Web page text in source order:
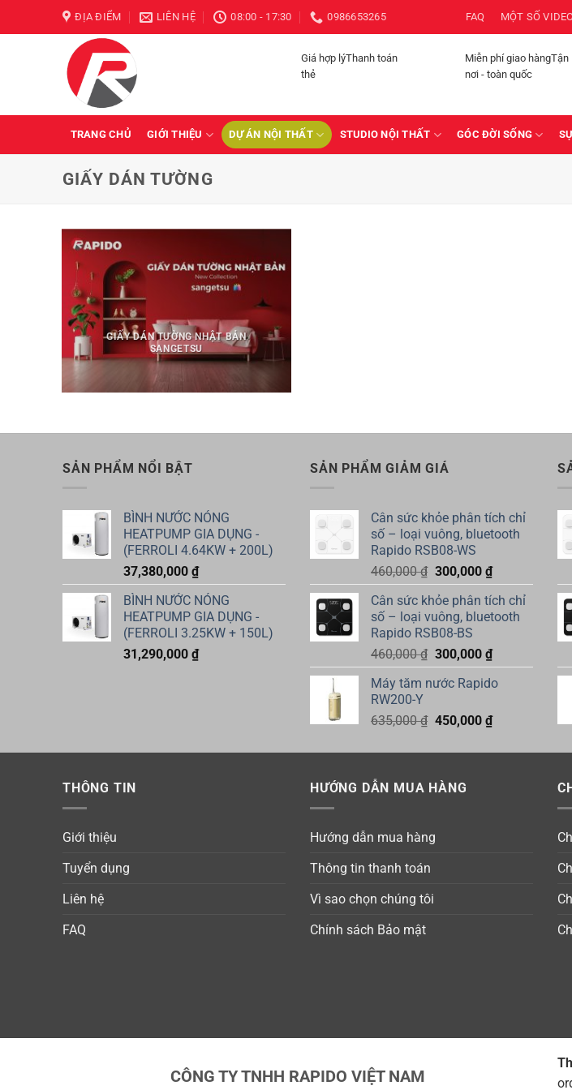
ĐỊA ĐIỂM LIÊN HỆ 08:00 - 17:30 0986653265 FAQ MỘT SỐ
Giá hợp lýThanh toán
thẻ
Miễn phí giao hàngTận
nơi - toàn quốc
TRANG CHỦ GIỚI THIỆU DỰ ÁN NỘI THẤT STUDIO NỘI THẤT GÓC ĐỜI SỐNG
GIẤY DÁN TƯỜNG
GIẤY DÁN TƯỜNG NHẬT BẢN
SANGETSU
SẢN PHẨM NỔI BẬT
BÌNH NƯỚC NÓNG
HEATPUMP GIA DỤNG -
(FERROLI 4.64KW + 200L)
37,380,000 ₫
BÌNH NƯỚC NÓNG
HEATPUMP GIA DỤNG -
(FERROLI 3.25KW + 150L)
31,290,000 ₫
SẢN PHẨM GIẢM GIÁ
Cân sức khỏe phân tích chỉ
số – loại vuông, bluetooth
Rapido RSB08-WS
460,000₫ Giá
gốc
là:
460,000 ₫.
300,000 ₫Giá
hiện
tại
là:
Cân sức khỏe phân tích chỉ
số – loại vuông, bluetooth
Rapido RSB08-BS
460,000₫ Giá
gốc
là:
300,000 ₫Giá
hiện
tại
300,000 ₫.
Máy tăm nước Rapido
RW200-Y
635,000₫ Giá
là:
450,000 ₫Giá
tại
THÔNG TIN
Giới thiệu
Tuyển dụng
Liên hệ
FAQ
HƯỚNG DẪN MUA HÀNG
Hướng dẫn mua hàng
Thông tin thanh toán
Vì sao chọn chúng tôi
Chính sách Bảo mật
CÔNG TY TNHH RAPIDO VIỆT NAM